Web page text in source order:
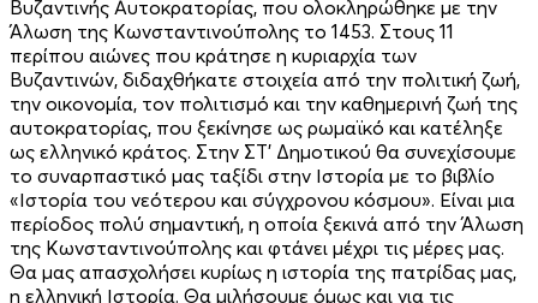
Βυζαντινής Αυτοκρατορίας, που ολοκληρώθηκε με την
Άλωση της Κωνσταντινούπολης το 1453. Στους 11
περίπου αιώνες που κράτησε η κυριαρχία των
Βυζαντινών, διδαχθήκατε στοιχεία από την πολιτική ζωή,
την οικονομία, τον πολιτισμό και την καθημερινή ζωή της
αυτοκρατορίας, που ξεκίνησε ως ρωμαϊκό και κατέληξε
ως ελληνικό κράτος. Στην ΣΤ' Δημοτικού θα συνεχίσουμε
το συναρπαστικό μας ταξίδι στην Ιστορία με το βιβλίο
«Ιστορία του νεότερου και σύγχρονου κόσμου». Είναι μια
περίοδος πολύ σημαντική, η οποία ξεκινά από την Άλωση
της Κωνσταντινούπολης και φτάνει μέχρι τις μέρες μας.
Θα μας απασχολήσει κυρίως η ιστορία της πατρίδας μας,
η ελληνική Ιστορία. Θα μιλήσουμε όμως και για τις